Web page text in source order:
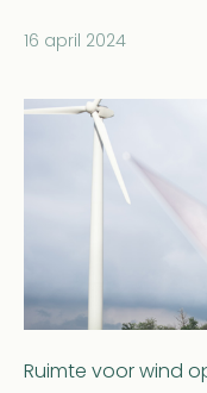
16 april 2024
Ruimte voor wind